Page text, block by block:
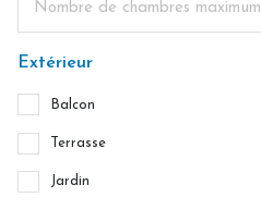
Extérieur
Balcon
Terrasse
Jardin